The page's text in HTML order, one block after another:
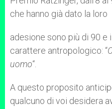
che hanno già dato la loro
adesione sono più di 90
carattere antropologico: “
uomo“.
A questo proposito
qualcuno di voi desidera